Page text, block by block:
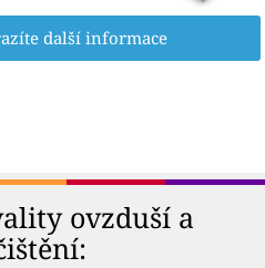
další informace
ovzduší a